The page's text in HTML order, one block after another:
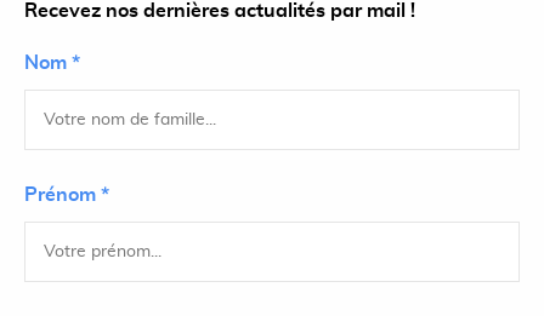
Recevez nos dernières actualités par mail !
Nom *
Prénom *